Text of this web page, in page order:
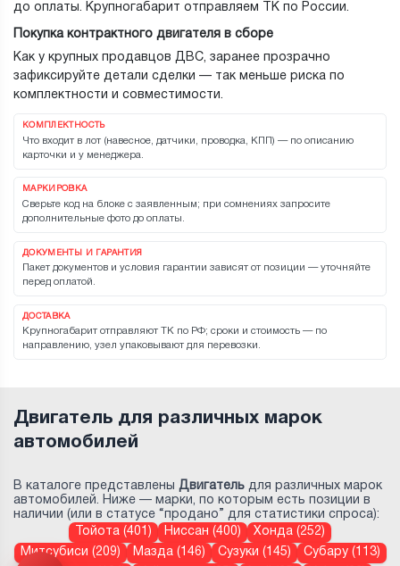
до оплаты. Крупногабарит отправляем ТК по России.
Покупка контрактного двигателя в сборе
Как у крупных продавцов ДВС, заранее прозрачно
зафиксируйте детали сделки — так меньше риска по
комплектности и совместимости.
КОМПЛЕКТНОСТЬ
Что входит в лот (навесное, датчики, проводка, КПП) — по описанию
карточки и у менеджера.
МАРКИРОВКА
Сверьте код на блоке с заявленным; при сомнениях запросите
дополнительные фото до оплаты.
ДОКУМЕНТЫ И ГАРАНТИЯ
Пакет документов и условия гарантии зависят от позиции — уточняйте
перед оплатой.
ДОСТАВКА
Крупногабарит отправляют ТК по РФ; сроки и стоимость — по
направлению, узел упаковывают для перевозки.
Двигатель для различных марок
автомобилей
В каталоге представлены Двигатель для различных марок
автомобилей. Ниже — марки, по которым есть позиции в
наличии (или в статусе “продано” для статистики спроса):
Тойота (401)
Ниссан (400)
Хонда (252)
Митсубиси (209)
Мазда (146) Сузуки (145)
Субару (113)